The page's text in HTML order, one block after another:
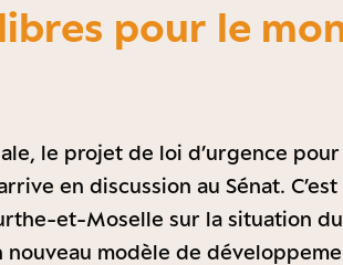
pour le
le projet de loi d’urgence
en discussion au Sénat. C’est
et-Moselle sur la situation
nouveau modèle de